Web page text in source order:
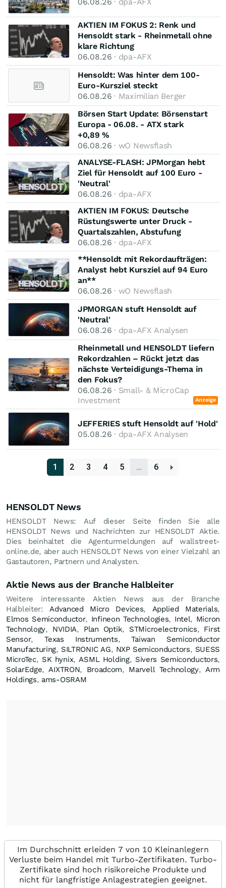
AKTIEN IM FOKUS 2: Renk und
Hensoldt stark - Rheinmetall ohne
klare Richtung
06.08.26 · dpa-AFX
Hensoldt: Was hinter dem 100-
Euro-Kursziel steckt
06.08.26 · Maximilian Berger
Börsen Start Update: Börsenstart
Europa - 06.08. - ATX stark
+0,89 %
06.08.26 · wO Newsflash
ANALYSE-FLASH: JPMorgan hebt
Ziel für Hensoldt auf 100 Euro -
'Neutral'
06.08.26 · dpa-AFX
AKTIEN IM FOKUS: Deutsche
Rüstungswerte unter Druck -
Quartalszahlen, Abstufung
06.08.26 · dpa-AFX
**Hensoldt mit Rekordaufträgen:
Analyst hebt Kursziel auf 94 Euro
an**
06.08.26 · wO Newsflash
JPMORGAN stuft Hensoldt auf
'Neutral'
06.08.26 · dpa-AFX Analysen
Rheinmetall und HENSOLDT liefern
Rekordzahlen – Rückt jetzt das
nächste Verteidigungs-Thema in
den Fokus?
06.08.26 · Small- & MicroCap
Investment
Anzeige
JEFFERIES stuft Hensoldt auf 'Hold'
05.08.26 · dpa-AFX Analysen
1 2 3 4 5 … 6
HENSOLDT News
HENSOLDT News: Auf dieser Seite finden Sie alle
HENSOLDT News und Nachrichten zur HENSOLDT Aktie.
Dies beinhaltet die Agenturmeldungen auf wallstreet-
online.de, aber auch HENSOLDT News von einer Vielzahl an
Gastautoren, Partnern und Analysten.
Aktie News aus der Branche Halbleiter
Weitere interessante Aktien News aus der Branche
Halbleiter:Advanced Micro Devices, Applied Materials,
Elmos Semiconductor, Infineon Technologies, Intel, Micron
Technology, NVIDIA, Plan Optik, STMicroelectronics, First
Sensor,Texas Instruments,Taiwan Semiconductor
Manufacturing, SILTRONIC AG, NXP Semiconductors, SUESS
MicroTec, SK hynix,ASML Holding, Sivers Semiconductors,
SolarEdge,AIXTRON, Broadcom, Marvell Technology, Arm
Holdings, ams-OSRAM
Im Durchschnitt erleiden 7 von 10 Kleinanlegern
Verluste beim Handel mit Turbo-Zertifikaten. Turbo-
Zertifikate sind hoch risikoreiche Produkte und
nicht für langfristige Anlagestrategien geeignet.